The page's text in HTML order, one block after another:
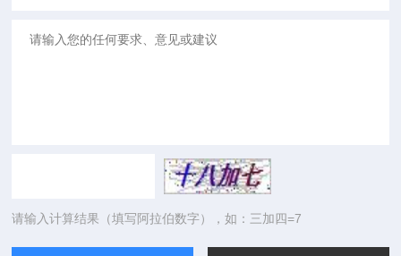
请输入计算结果（填写阿拉伯数字），如：三加四=7